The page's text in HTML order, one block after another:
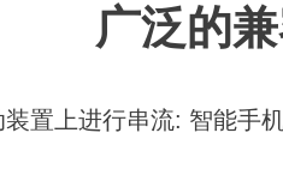
广泛的
置上进行串流: 智能手